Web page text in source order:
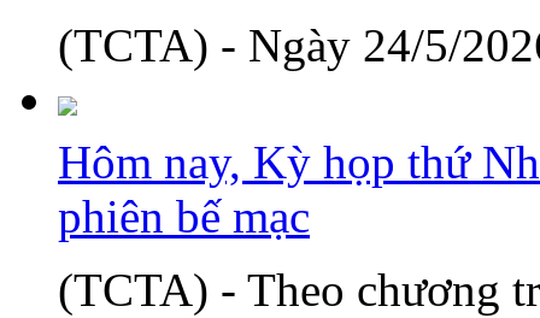
(TCTA) - Ngày 24/5/
Hôm nay, Kỳ họp thứ
phiên bế mạc
(TCTA) - Theo chương